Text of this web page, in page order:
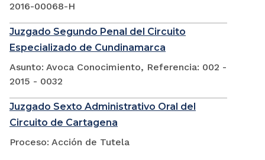
2016-00068-H
Juzgado Segundo Penal del Circuito
Especializado de Cundinamarca
Asunto: Avoca Conocimiento, Referencia: 002 -
2015 - 0032
Juzgado Sexto Administrativo Oral del
Circuito de Cartagena
Proceso: Acción de Tutela